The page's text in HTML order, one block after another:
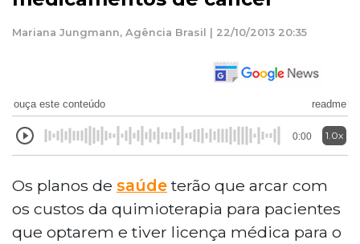
Mariana Jungmann, Agência Brasil | 22/10/2013 20:35
ouça este conteúdo readme
0:00 1.0x
Os planos de saúdeterão que arcar com
os custos da quimioterapia para pacientes
que optarem e tiver licença médica para o